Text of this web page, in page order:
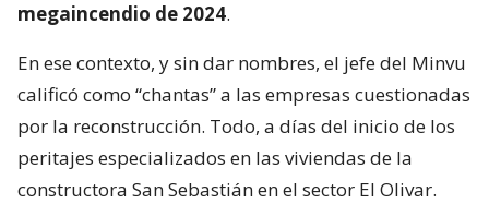
megaincendio de 2024.
En ese contexto, y sin dar nombres, el jefe del Minvu
calificó como “chantas” a las empresas cuestionadas
por la reconstrucción. Todo, a días del inicio de los
peritajes especializados en las viviendas de la
constructora San Sebastián en el sector El Olivar.